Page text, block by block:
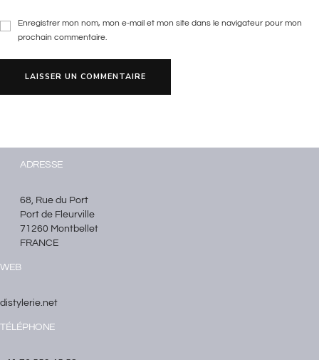
Enregistrer mon nom, mon e-mail et mon site dans le navigateur pour mon
prochain commentaire.
ADRESSE
68, Rue du Port
Port de Fleurville
71260 Montbellet
FRANCE
WEB
distylerie.net
TÉLÉPHONE